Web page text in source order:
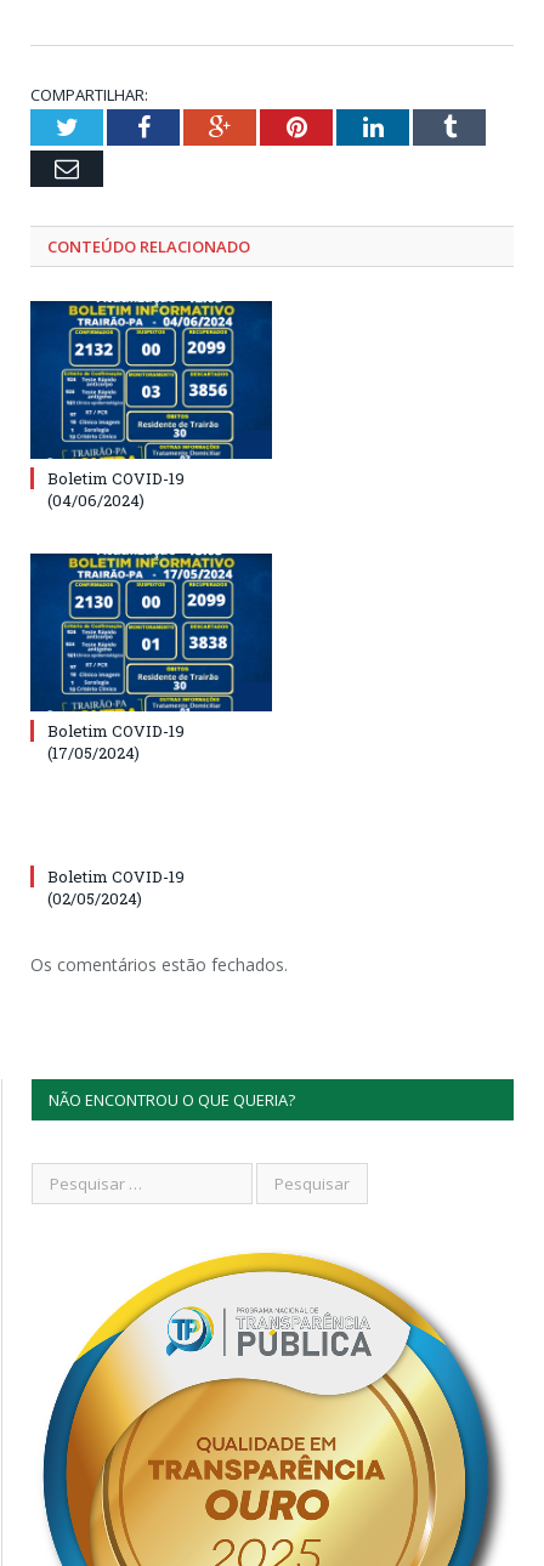
COMPARTILHAR:
TwitterFacebookGoogle+PinterestLinkedInTumblr
Email
CONTEÚDO RELACIONADO
Boletim COVID-19
(04/06/2024)
Boletim COVID-19
(17/05/2024)
Boletim COVID-19
(02/05/2024)
Os comentários estão fechados.
NÃO ENCONTROU O QUE QUERIA?